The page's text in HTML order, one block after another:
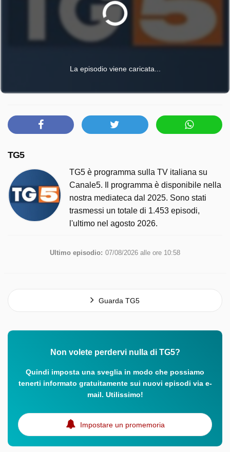
La episodio viene caricata...
TG5
TG5 è programma sulla TV italiana su
Canale5. Il programma è disponibile nella
nostra mediateca dal 2025. Sono stati
trasmessi un totale di 1.453 episodi,
l'ultimo nel agosto 2026.
Ultimo episodio: 07/08/2026 alle ore 10:58
Guarda TG5
Non volete perdervi nulla di TG5?
Quindi imposta una sveglia in modo che possiamo
tenerti informato gratuitamente sui nuovi episodi via e-
mail. Utilissimo!
Impostare un promemoria